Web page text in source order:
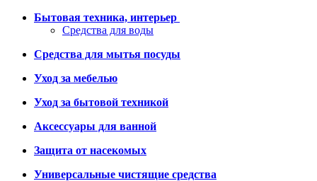
Бытовая техника, интерьер
Средства для воды
Средства для мытья посуды
Уход за мебелью
Уход за бытовой техникой
Аксессуары для ванной
Защита от насекомых
Универсальные чистящие средства